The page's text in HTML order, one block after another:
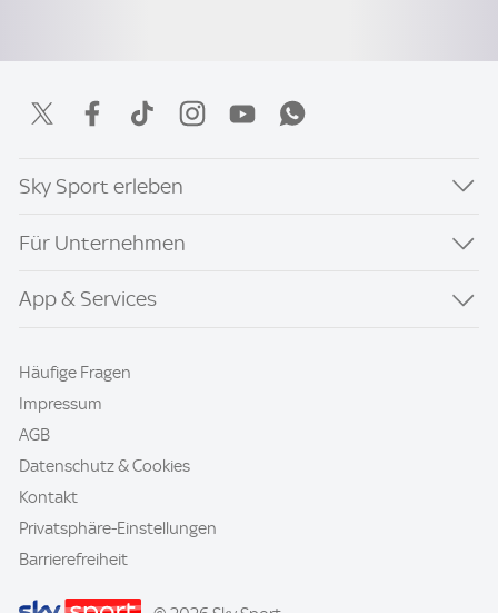
Sky Sport erleben
Für Unternehmen
App & Services
Häufige Fragen
Impressum
AGB
Datenschutz & Cookies
Kontakt
Privatsphäre-Einstellungen
Barrierefreiheit